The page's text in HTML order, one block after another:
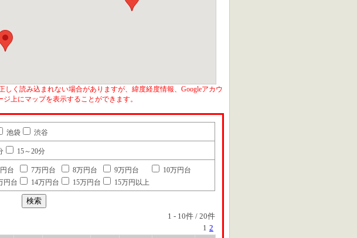
しく読み込まれない場合がありますが、緯度経度情報、Googleアカウ
上にマップを表示することができます。
池袋 渋谷
15～20分
台 7万円台 8万円台 9万円台
10万円台
円台 14万円台 15万円台 15万円以上
1 - 10件 / 20件
1 2